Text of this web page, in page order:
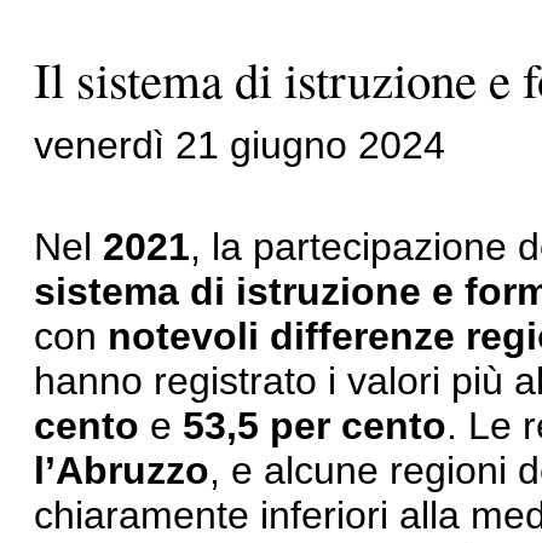
Il sistema di istruzione e
venerdì 21 giugno 2024
Nel 2021, la partecipazione
sistema di istruzione e
con notevoli differenze
hanno registrato i valori più
cento e 53,5 per cento. Le
l’Abruzzo, e alcune regioni
chiaramente inferiori alla